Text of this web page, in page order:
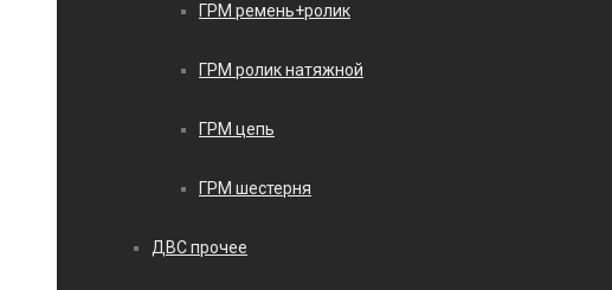
ГРМ ремень+ролик
ГРМ ролик натяжной
ГРМ цепь
ГРМ шестерня
ДВС прочее